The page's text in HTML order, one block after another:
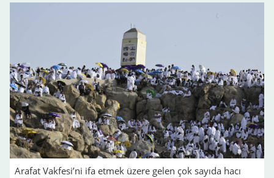
Arafat Vakfesi’ni ifa etmek üzere gelen çok sayıda hacı